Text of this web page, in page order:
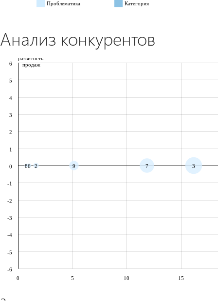
Проблематика Категория
Анализ конкурентов
2 3
6 7
8 9
-6
-5
-4
-3
-2
-1
0
1
2
3
4
5
6
развитость
продаж
0 5 10 15